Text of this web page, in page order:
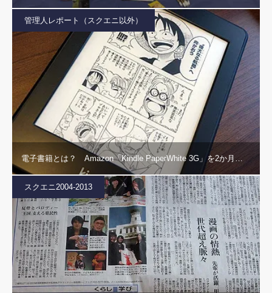
管理人レポート（スクエニ以外）
電子書籍とは？ Amazon「Kindle PaperWhite 3G」を2か月…
スクエニ2004-2013